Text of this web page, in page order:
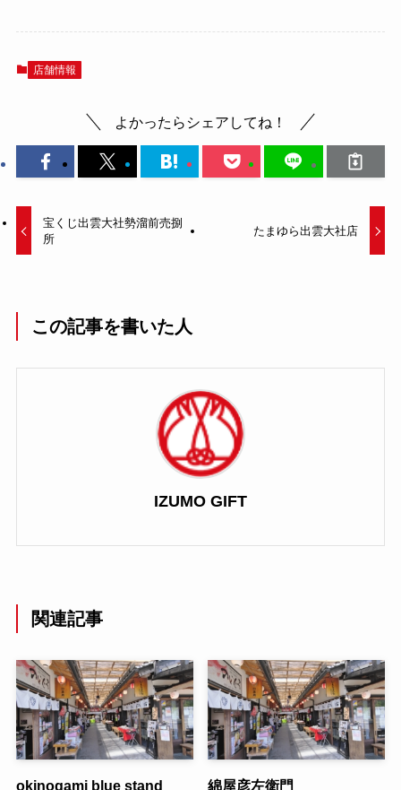
店舗情報
よかったらシェアしてね！
宝くじ出雲大社勢溜前売捌
所
たまゆら出雲大社店
この記事を書いた人
IZUMO GIFT
関連記事
okinogami blue stand 綿屋彦左衛門